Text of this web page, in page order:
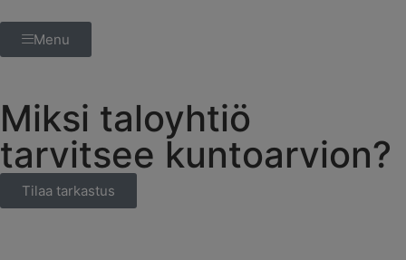
Menu
Miksi taloyhtiö
tarvitsee kuntoarvion?
Tilaa tarkastus